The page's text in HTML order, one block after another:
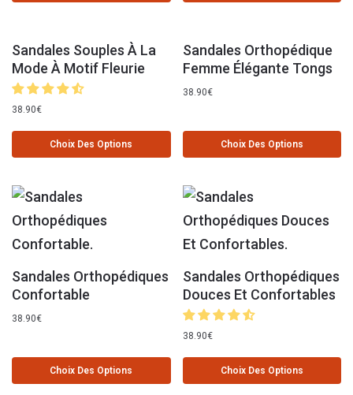
Sandales Souples À La
Mode À Motif Fleurie
38.90€
Choix Des Options
Sandales Orthopédique
Femme Élégante Tongs
38.90€
Choix Des Options
Sandales Orthopédiques
Confortable
38.90€
Choix Des Options
Sandales Orthopédiques
Douces Et Confortables
38.90€
Choix Des Options